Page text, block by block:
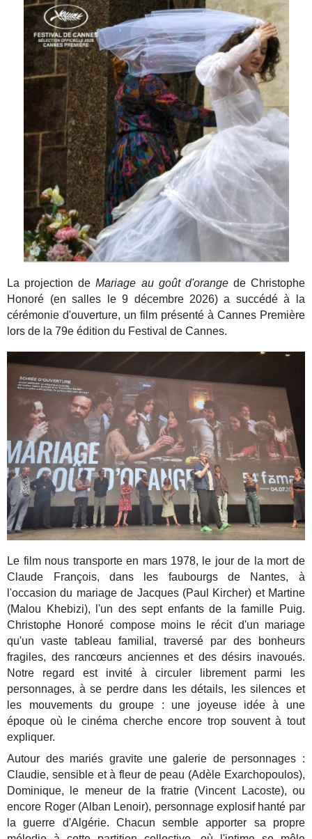
La projection deMariage au goût d'orangede Christophe
Honoré (en salles le 9 décembre 2026) a succédé à la
cérémonie d'ouverture, un film présenté à Cannes Première
lors de la 79e édition du Festival de Cannes.
Le film nous transporte en mars 1978, le jour de la mort de
Claude François, dans les faubourgs de Nantes, à
l'occasion du mariage de Jacques (Paul Kircher) et Martine
(Malou Khebizi), l'un des sept enfants de la famille Puig.
Christophe Honoré compose moins le récit d'un mariage
qu'un vaste tableau familial, traversé par des bonheurs
fragiles, des rancœurs anciennes et des désirs inavoués.
Notre regard est invité à circuler librement parmi les
personnages, à se perdre dans les détails, les silences et
les mouvements du groupe : une joyeuse idée à une
époque où le cinéma cherche encore trop souvent à tout
expliquer.
Autour des mariés gravite une galerie de personnages :
Claudie, sensible et à fleur de peau (Adèle Exarchopoulos),
Dominique, le meneur de la fratrie (Vincent Lacoste), ou
encore Roger (Alban Lenoir), personnage explosif hanté par
la guerre d'Algérie. Chacun semble apporter sa propre